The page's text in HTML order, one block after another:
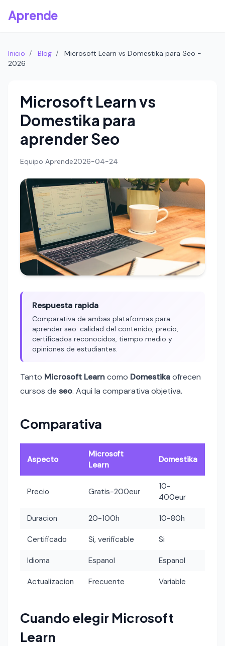
Aprende
Inicio / Blog /
Microsoft Learn vs Domestika para Seo -
2026
Microsoft Learn vs
Domestika para
aprender Seo
Equipo Aprende2026-04-24
Respuesta rapida
Comparativa de ambas plataformas para
aprender seo: calidad del contenido, precio,
certificados reconocidos, tiempo medio y
opiniones de estudiantes.
Tanto Microsoft Learncomo Domestikaofrecen
cursos de seo. Aqui la comparativa objetiva.
Comparativa
Aspecto
Microsoft
Learn
Domestika
Precio Gratis-200eur
10-
400eur
Duracion 20-100h 10-80h
Certificado Si, verificable Si
Idioma Espanol Espanol
Actualizacion Frecuente Variable
Cuando elegir Microsoft
Learn